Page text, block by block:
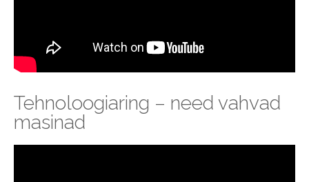
Tehnoloogiaring – need vahvad
masinad